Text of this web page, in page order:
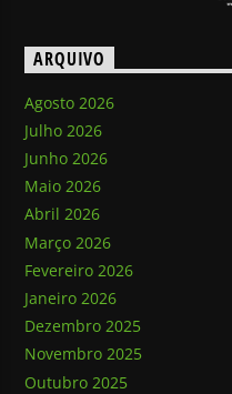
ARQUIVO
Agosto 2026
Julho 2026
Junho 2026
Maio 2026
Abril 2026
Março 2026
Fevereiro 2026
Janeiro 2026
Dezembro 2025
Novembro 2025
Outubro 2025